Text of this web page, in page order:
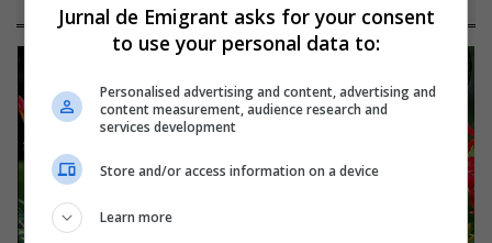
Jurnal de Emigrant asks for your consent
to use your personal data to:
Personalised advertising and content, advertising and
content measurement, audience research and
services development
Store and/or access information on a device
Learn more